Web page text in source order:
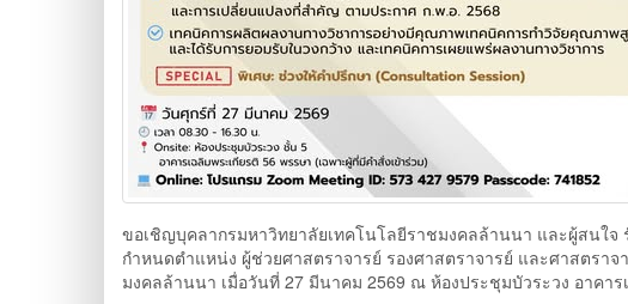
ขอเชิญบุคลากรมหาวิทยาลัยเทคโนโลยีราชมงคลล้านนา และผู้สนใจ
กำหนดตำแหน่ง ผู้ช่วยศาสตราจารย์ รองศาสตราจารย์ และศาสตรา
มงคลล้านนา เมื่อวันที่ 27 มีนาคม 2569 ณ ห้องประชุมบัวระวง อาคาร